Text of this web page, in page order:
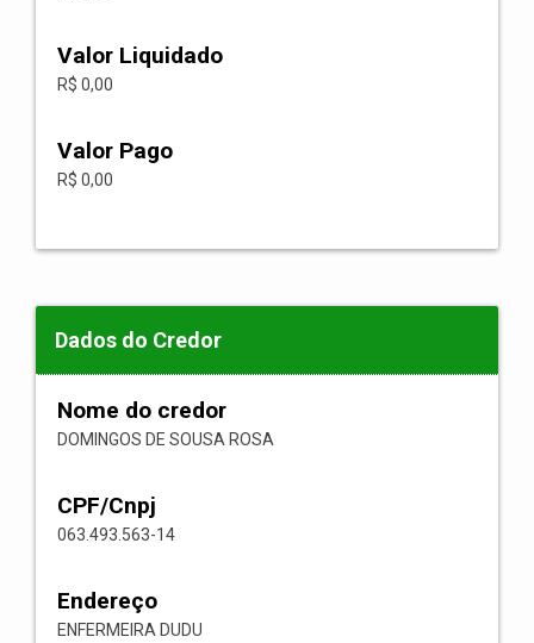
Valor Liquidado
R$ 0,00
Valor Pago
R$ 0,00
Dados do Credor
Nome do credor
DOMINGOS DE SOUSA ROSA
CPF/Cnpj
063.493.563-14
Endereço
ENFERMEIRA DUDU